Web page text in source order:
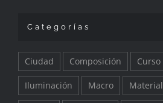
Categorías
Ciudad Composición Curso
Iluminación Macro Material